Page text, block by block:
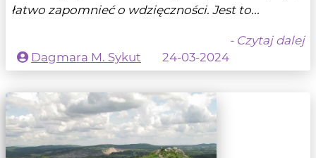
łatwo zapomnieć o wdzięczności. Jest to...
- Czytaj dalej
Dagmara M. Sykut
24-03-2024